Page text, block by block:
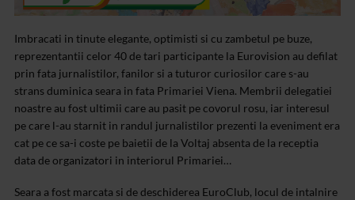
Imbracati in tinute elegante, optimisti si cu zambetul pe buze,
reprezentantii celor 40 de tari participante la Eurovision au defilat
prin fata jurnalistilor, fanilor si a tuturor curiosilor care s-au
strans duminica seara in fata Primariei Viena. Membrii delegatiei
noastre au fost ultimii care au pasit pe covorul rosu, iar interesul
pe care l-au starnit in randul jurnalistilor prezenti la eveniment era
cat pe ce sa-i coste pe baietii de la Voltaj absenta de la receptia
data de organizatori in interiorul Primariei…
Seara a fost marcata si de deschiderea EuroClub, locul de intalnire